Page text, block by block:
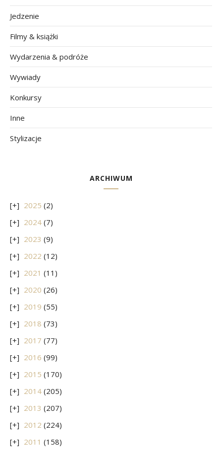
Jedzenie
Filmy & książki
Wydarzenia & podróże
Wywiady
Konkursy
Inne
Stylizacje
ARCHIWUM
2025 (2)
2024 (7)
2023 (9)
2022 (12)
2021 (11)
2020 (26)
2019 (55)
2018 (73)
2017 (77)
2016 (99)
2015 (170)
2014 (205)
2013 (207)
2012 (224)
2011 (158)